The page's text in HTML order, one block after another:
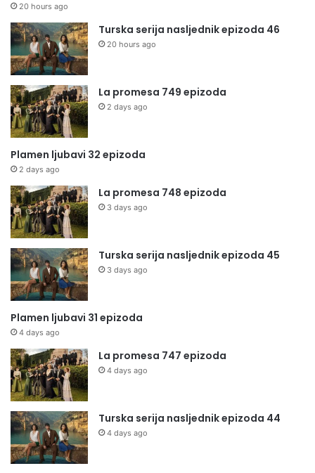
20 hours ago
Turska serija nasljednik epizoda 46
20 hours ago
La promesa 749 epizoda
2 days ago
Plamen ljubavi 32 epizoda
2 days ago
La promesa 748 epizoda
3 days ago
Turska serija nasljednik epizoda 45
3 days ago
Plamen ljubavi 31 epizoda
4 days ago
La promesa 747 epizoda
4 days ago
Turska serija nasljednik epizoda 44
4 days ago